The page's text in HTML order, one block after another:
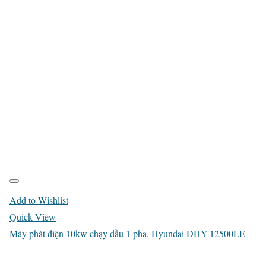
Add to Wishlist
Quick View
Máy phát điện 10kw chạy dầu 1 pha. Hyundai DHY-12500LE